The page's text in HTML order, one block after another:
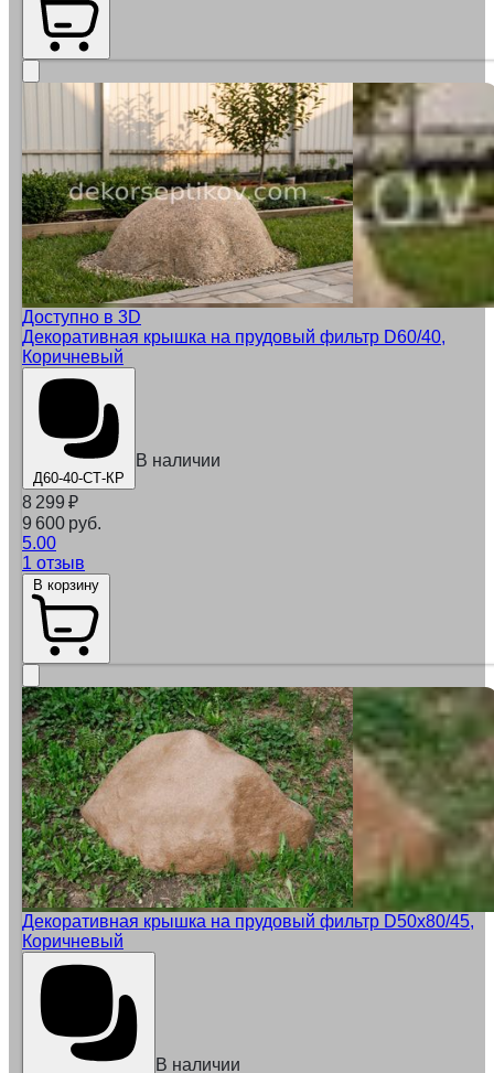
Доступно в 3D
Декоративная крышка на прудовый фильтр D60/40,
Коричневый
Д60-40-СТ-КР
В наличии
8 299 ₽
9 600 руб.
5.00
1 отзыв
Декоративная крышка на прудовый фильтр D50x80/45,
Коричневый
В наличии